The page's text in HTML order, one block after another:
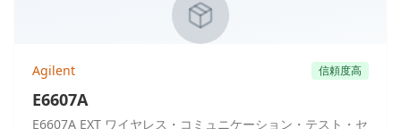
Agilent 信頼度高
E6607A
E6607A EXT ワイヤレス・コミュニケーション・テスト・セ